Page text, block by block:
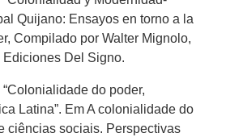
Quijano: Ensayos en torno a la
Compilado por Walter Mignolo,
Del Signo.
do poder,
Latina”. Em A colonialidade do
ciências sociais. Perspectivas